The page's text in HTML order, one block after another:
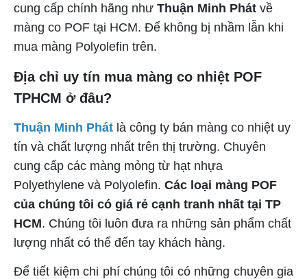
cung cấp chính hãng như Thuận Minh Phát về
màng co POF tại HCM. Để không bị nhầm lẫn khi
mua màng Polyolefin trên.
Địa chỉ uy tín mua màng co nhiệt POF
TPHCM ở đâu?
Thuận Minh Phát là công ty bán màng co nhiệt uy
tín và chất lượng nhất trên thị trường. Chuyên
cung cấp các màng mỏng từ hạt nhựa
Polyethylene và Polyolefin. Các loại màng POF
của chúng tôi có giá rẻ cạnh tranh nhất tại TP
HCM. Chúng tôi luôn đưa ra những sản phẩm chất
lượng nhất có thể đến tay khách hàng.
Để tiết kiệm chi phí chúng tôi có những chuyên gia